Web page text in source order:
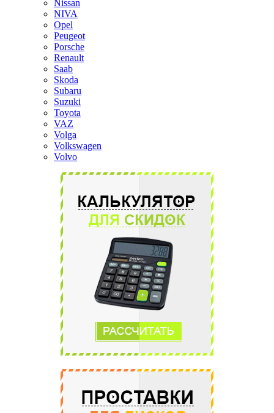
Nissan
NIVA
Opel
Peugeot
Porsche
Renault
Saab
Skoda
Subaru
Suzuki
Toyota
VAZ
Volga
Volkswagen
Volvo